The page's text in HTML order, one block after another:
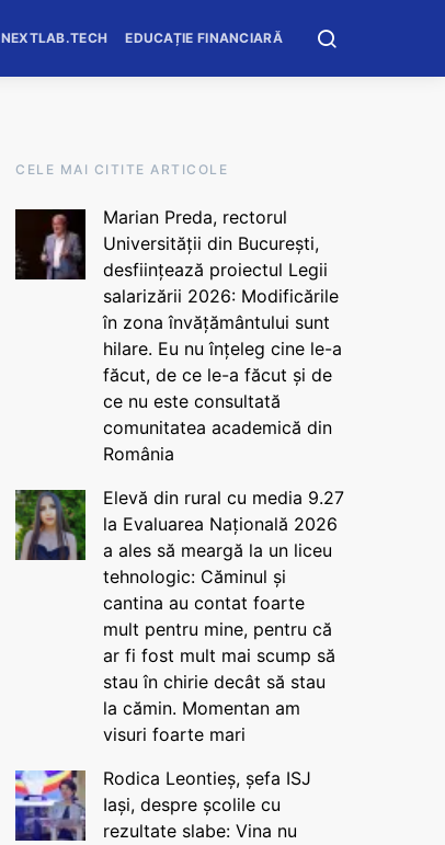
NEXTLAB.TECH EDUCAȚIE FINANCIARĂ
CELE MAI CITITE ARTICOLE
Marian Preda, rectorul
Universității din București,
desființează proiectul Legii
salarizării 2026: Modificările
în zona învățământului sunt
hilare. Eu nu înțeleg cine le-a
făcut, de ce le-a făcut și de
ce nu este consultată
comunitatea academică din
România
Elevă din rural cu media 9.27
la Evaluarea Națională 2026
a ales să meargă la un liceu
tehnologic: Căminul și
cantina au contat foarte
mult pentru mine, pentru că
ar fi fost mult mai scump să
stau în chirie decât să stau
la cămin. Momentan am
visuri foarte mari
Rodica Leontieș, șefa ISJ
Iași, despre școlile cu
rezultate slabe: Vina nu